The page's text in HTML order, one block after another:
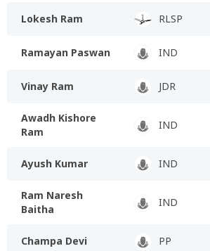
Lokesh Ram RLSP
Ramayan Paswan IND
Vinay Ram JDR
Awadh Kishore
Ram
IND
Ayush Kumar IND
Ram Naresh
Baitha
IND
Champa Devi PP